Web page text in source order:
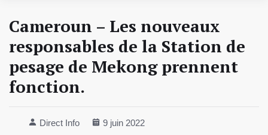
Cameroun – Les nouveaux
responsables de la Station de
pesage de Mekong prennent
fonction.
Direct Info 9 juin 2022